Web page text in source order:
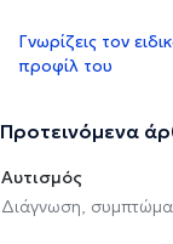
Γνωρίζεις τον
προφίλ του
Προτεινόμενα
Αυτισμός
Διάγνωση,